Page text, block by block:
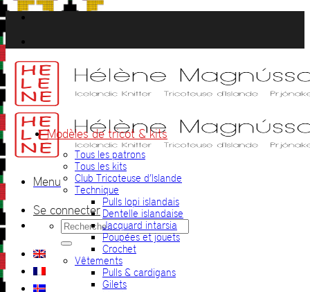
Passer
au
contenu
Menu
Se connecter
Recherche
pour :
Modèles de tricot & kits
Tous les patrons
Tous les kits
Club Tricoteuse d’Islande
Technique
Pulls lopi islandais
Dentelle islandaise
Jacquard intarsia
Poupées et jouets
Crochet
Vêtements
Pulls & cardigans
Gilets